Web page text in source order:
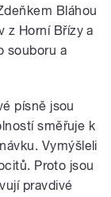
Bláhou
z Horní Břízy a
souboru a
písně jsou
směřuje k
Vymýšleli
Proto jsou
pravdivé